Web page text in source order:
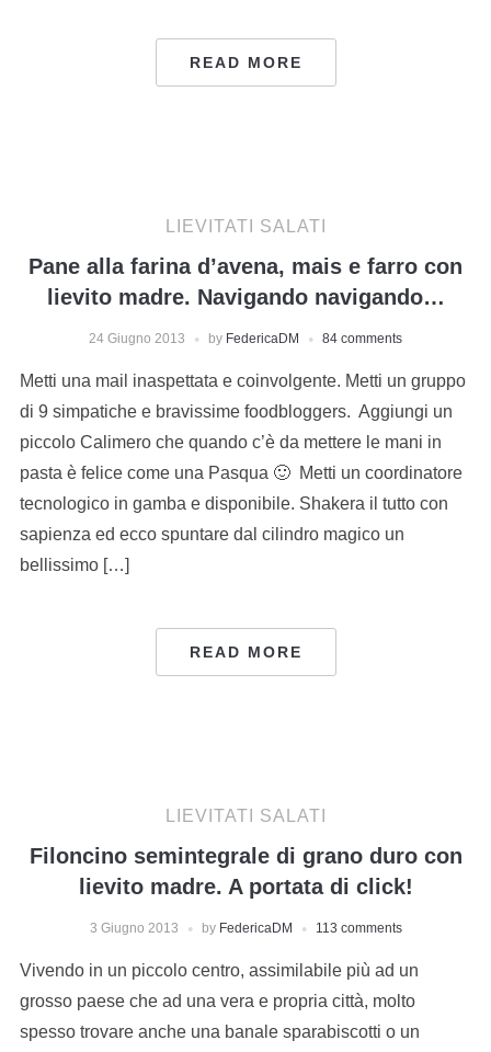
READ MORE
LIEVITATI SALATI
Pane alla farina d’avena, mais e farro con
lievito madre. Navigando navigando…
24 Giugno 2013 by FedericaDM 84 comments
Metti una mail inaspettata e coinvolgente. Metti un gruppo
di 9 simpatiche e bravissime foodbloggers. Aggiungi un
piccolo Calimero che quando c’è da mettere le mani in
pasta è felice come una Pasqua 🙂 Metti un coordinatore
tecnologico in gamba e disponibile. Shakera il tutto con
sapienza ed ecco spuntare dal cilindro magico un
bellissimo […]
READ MORE
LIEVITATI SALATI
Filoncino semintegrale di grano duro con
lievito madre. A portata di click!
3 Giugno 2013 by FedericaDM 113 comments
Vivendo in un piccolo centro, assimilabile più ad un
grosso paese che ad una vera e propria città, molto
spesso trovare anche una banale sparabiscotti o un